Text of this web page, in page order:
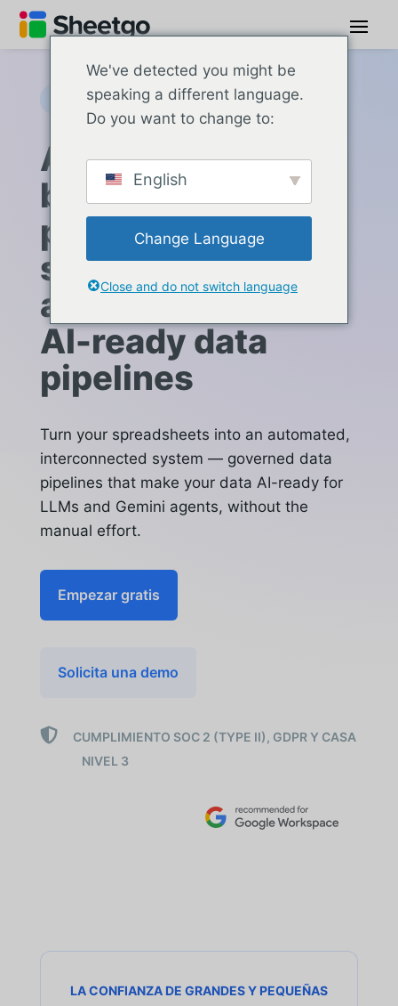
Sheetgo Workflows
Automate your
business
processes with
spreadsheets —
and turn them into
AI-ready data
pipelines
Turn your spreadsheets into an automated,
interconnected system — governed data
pipelines that make your data AI-ready for
LLMs and Gemini agents, without the
manual effort.
Empezar gratis
Solicita una demo

CUMPLIMIENTO SOC 2 (TYPE II), GDPR Y CASA
NIVEL 3
LA CONFIANZA DE GRANDES Y PEQUEÑAS
We've detected you might be
speaking a different language.
Do you want to change to:
English
Change Language
Close and do not switch language